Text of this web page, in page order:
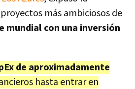
más ambiciosos de
mundial con una inversión
de aproximadamente
hasta entrar en